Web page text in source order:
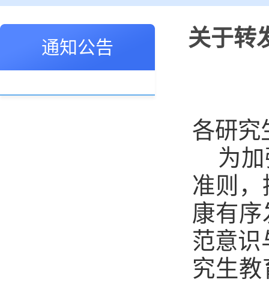
通知公告 关于转
各研究
为
准则
康有
范意识
究生